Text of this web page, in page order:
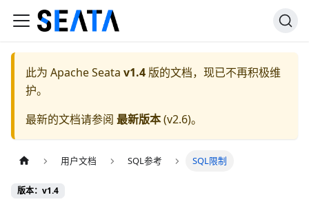
此为 Apache Seata v1.4 版的文档，现已不再积极维
护。
最新的文档请参阅 最新版本(v2.6)。
用户文档 SQL参考 SQL限制
版本：v1.4